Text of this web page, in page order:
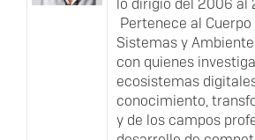
lo dirigió del 2006 al
Pertenece al
Sistemas y
con quienes
ecosistemas
conocimiento,
y de los campos